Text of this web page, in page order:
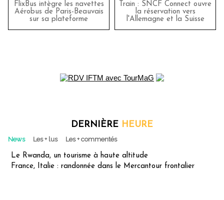
FlixBus intègre les navettes
Aérobus de Paris-Beauvais
sur sa plateforme
Train : SNCF Connect ouvre
la réservation vers
l'Allemagne et la Suisse
DERNIÈRE HEURE
News Les + lus Les + commentés
Le Rwanda, un tourisme à haute altitude
France, Italie : randonnée dans le Mercantour frontalier